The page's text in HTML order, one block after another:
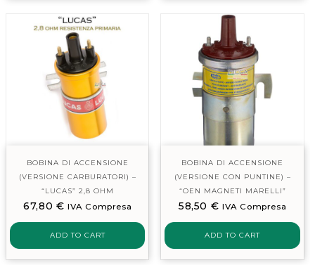
BOBINA DI ACCENSIONE
(VERSIONE CARBURATORI) –
“LUCAS” 2,8 OHM
67,80 € IVA Compresa
ADD TO CART
BOBINA DI ACCENSIONE
(VERSIONE CON PUNTINE) –
“OEN MAGNETI MARELLI”
58,50 € IVA Compresa
ADD TO CART